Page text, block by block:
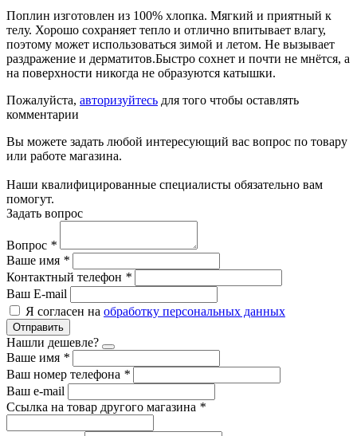
Поплин изготовлен из 100% хлопка. Мягкий и приятный к
телу. Хорошо сохраняет тепло и отлично впитывает влагу,
поэтому может использоваться зимой и летом. Не вызывает
раздражение и дерматитов.Быстро сохнет и почти не мнётся, а
на поверхности никогда не образуются катышки.
Пожалуйста, авторизуйтесь для того чтобы оставлять
комментарии
Вы можете задать любой интересующий вас вопрос по товару
или работе магазина.
Наши квалифицированные специалисты обязательно вам
помогут.
Задать вопрос
Вопрос *
Ваше имя *
Контактный телефон *
Ваш E-mail
Я согласен на обработку персональных данных
Отправить
Нашли дешевле?
Ваше имя *
Ваш номер телефона *
Ваш e-mail
Ссылка на товар другого магазина *